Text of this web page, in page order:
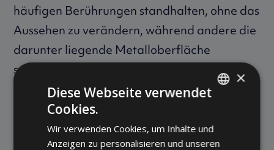
häufigen Berührungen standhalten, ohne das
Aussehen zu verändern, während andere die
darunter liegende Metalloberfläche
schützen müssen, obwohl der Hauptvorteil
der Oberfläche der Designausdruck ist.
dekorativen Branchen jedoch immerGERMAN
×
Diese Webseite verwendet
Cookies.
Wir verwenden Cookies, um Inhalte und
Anzeigen zu personalisieren und unseren